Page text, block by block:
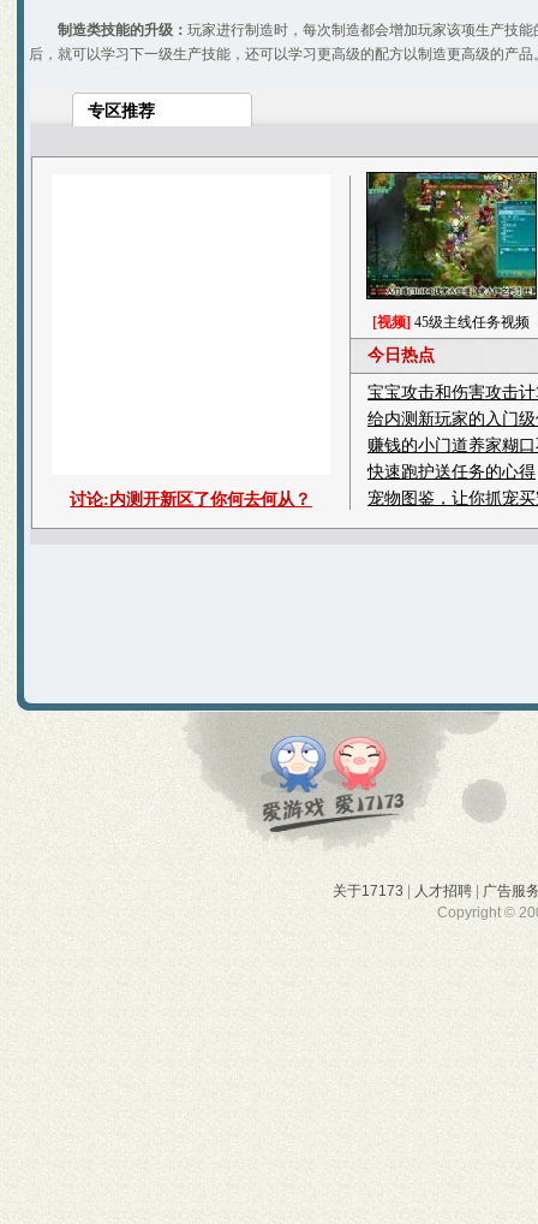
分析：用导标棋做挖宝任务赚
制造类技能的升级：玩家进行制造时，每次制造都会增加玩家该项生产技
后，就可以学习下一级生产技能，还可以学习更高级的配方以制造更高级的产品
关于17173 人才招聘
广告服
Copyright ©